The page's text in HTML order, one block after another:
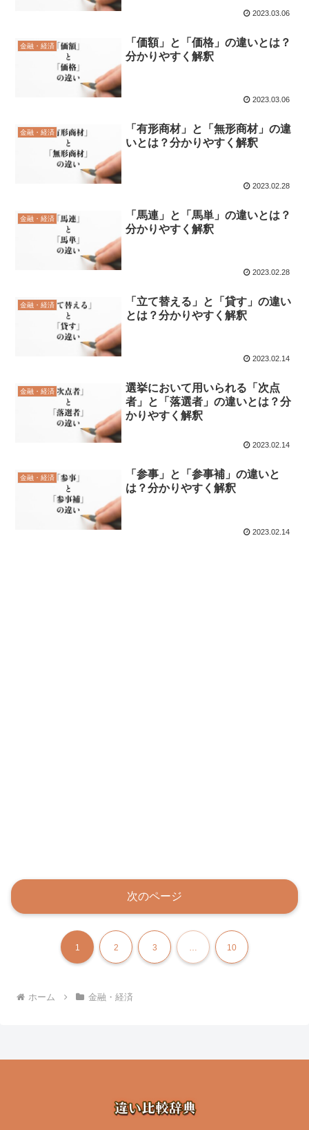
2023.03.06
金融・経済
「価額」と「価格」の違いとは？
分かりやすく解釈
2023.03.06
金融・経済
「有形商材」と「無形商材」の違
いとは？分かりやすく解釈
2023.02.28
金融・経済
「馬連」と「馬単」の違いとは？
分かりやすく解釈
2023.02.28
金融・経済
「立て替える」と「貸す」の違い
とは？分かりやすく解釈
2023.02.14
金融・経済
選挙において用いられる「次点
者」と「落選者」の違いとは？分
かりやすく解釈
2023.02.14
金融・経済
「参事」と「参事補」の違いと
は？分かりやすく解釈
2023.02.14
次のページ
1 2 3 … 10
ホーム 金融・経済